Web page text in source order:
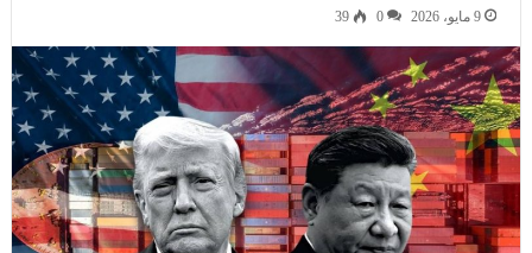
9 مايو، 2026 0
39